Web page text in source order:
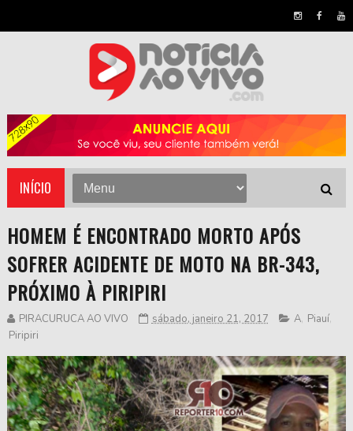
INÍCIO
HOMEM É ENCONTRADO MORTO APÓS
SOFRER ACIDENTE DE MOTO NA BR-343,
PRÓXIMO À PIRIPIRI
PIRACURUCA AO VIVO sábado, janeiro 21, 2017 A, Piauí,
Piripiri